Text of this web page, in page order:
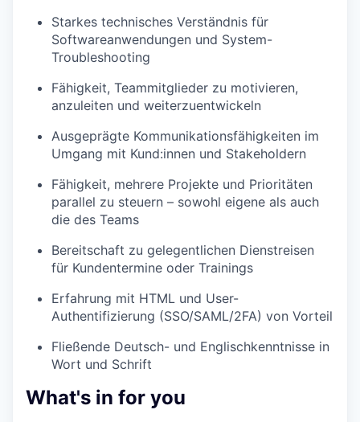
Starkes technisches Verständnis für
Softwareanwendungen und System-
Troubleshooting
Fähigkeit, Teammitglieder zu motivieren,
anzuleiten und weiterzuentwickeln
Ausgeprägte Kommunikationsfähigkeiten im
Umgang mit Kund:innen und Stakeholdern
Fähigkeit, mehrere Projekte und Prioritäten
parallel zu steuern – sowohl eigene als auch
die des Teams
Bereitschaft zu gelegentlichen Dienstreisen
für Kundentermine oder Trainings
Erfahrung mit HTML und User-
Authentifizierung (SSO/SAML/2FA) von Vorteil
Fließende Deutsch- und Englischkenntnisse in
Wort und Schrift
What's in for you